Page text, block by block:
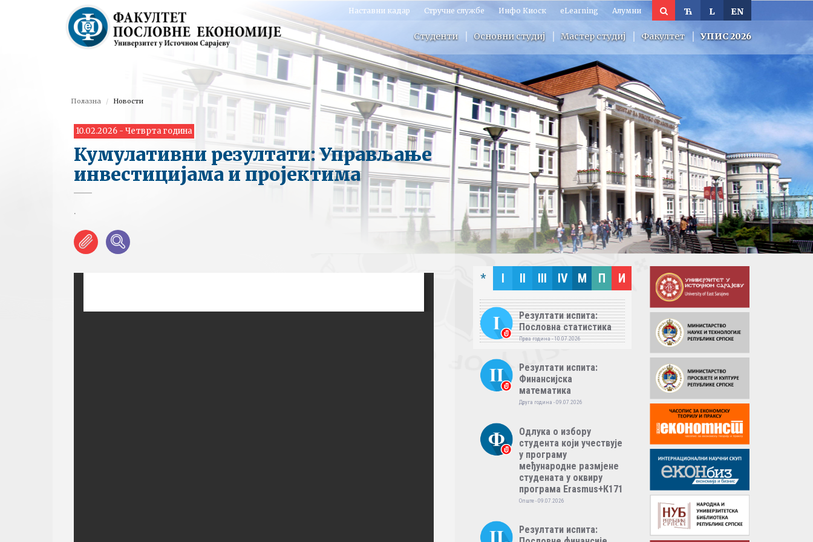
EN
L
Ћ
Наставни кадар Стручне службе Инфо Киоск eLearning Алумни
Студенти Основни студиј Мастер студиј Факултет УПИС 2026
Полазна Новости
10.02.2026 - Четврта година
Кумулативни резултати: Управљање
инвестицијама и пројектима
.
* I II III IV M П И
Резултати испита:
Пословна статистика
Прва година - 10.07.2026
Резултати испита:
Финансијска
математика
Друга година - 09.07.2026
Одлука о избору
студента који учествује
у програму
међународне размјене
студената у оквиру
програма Erasmus+К171
Опште - 09.07.2026
Резултати испита: